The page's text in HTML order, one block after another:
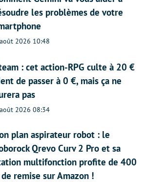
les problèmes de votre
2026 10:48
: cet action-RPG culte à 20 €
de passer à 0 €, mais ça ne
pas
2026 08:34
plan aspirateur robot : le
Qrevo Curv 2 Pro et sa
multifonction profite de 400
remise sur Amazon !